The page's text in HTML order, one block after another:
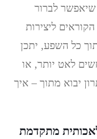
שיאפשר לברור
ליצירות
כל השפע, יתכן
לאט יותר, או
יבוא מתוך – איך
מתקדמת